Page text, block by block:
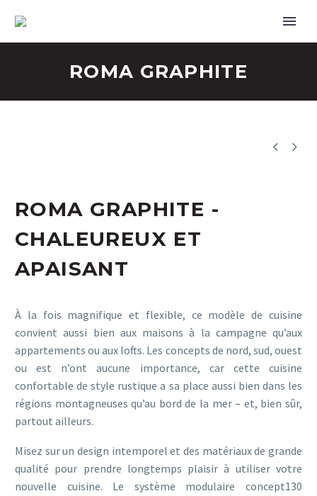
ROMA GRAPHITE
 
ROMA GRAPHITE -
CHALEUREUX ET
APAISANT
À la fois magnifique et flexible, ce modèle de cuisine
convient aussi bien aux maisons à la campagne qu’aux
appartements ou aux lofts. Les concepts de nord, sud, ouest
ou est n’ont aucune importance, car cette cuisine
confortable de style rustique a sa place aussi bien dans les
régions montagneuses qu’au bord de la mer – et, bien sûr,
partout ailleurs.
Misez sur un design intemporel et des matériaux de grande
qualité pour prendre longtemps plaisir à utiliser votre
nouvelle cuisine. Le système modulaire concept130